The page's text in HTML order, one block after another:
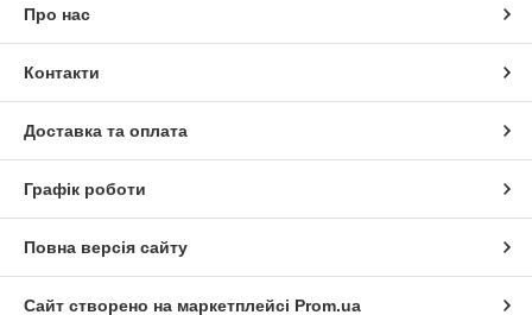
Про нас
Контакти
Доставка та оплата
Графік роботи
Повна версія сайту
Сайт створено на маркетплейсі Prom.ua